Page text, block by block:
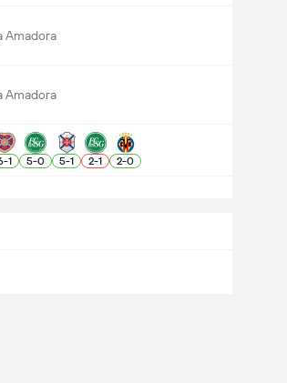
Amadora
Amadora
-1 5-0 5-1 2-1 2-0